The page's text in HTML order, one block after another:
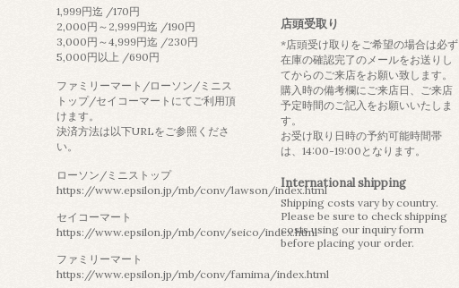
1,999円迄 /170円
2,000円～2,999円迄 /190円
3,000円～4,999円迄 /230円
5,000円以上 /690円
ファミリーマート/ローソン/ミニス
トップ/セイコーマートにてご利用頂
けます。
決済方法は以下URLをご参照くださ
い。
ローソン/ミニストップ
https://www.epsilon.jp/mb/conv/lawson/index.html
セイコーマート
https://www.epsilon.jp/mb/conv/seico/index.html
ファミリーマート
https://www.epsilon.jp/mb/conv/famima/index.html
店頭受取り
*店頭受け取りをご希望の場合は必ず
在庫の確認完了のメールをお送りし
てからのご来店をお願い致します。
購入時の備考欄にご来店日、ご来店
予定時間のご記入をお願いいたしま
す。
お受け取り日時の予約可能時間帯
は、14:00-19:00となります。
International shipping
Shipping costs vary by country.
Please be sure to check shipping
costs using our inquiry form
before placing your order.